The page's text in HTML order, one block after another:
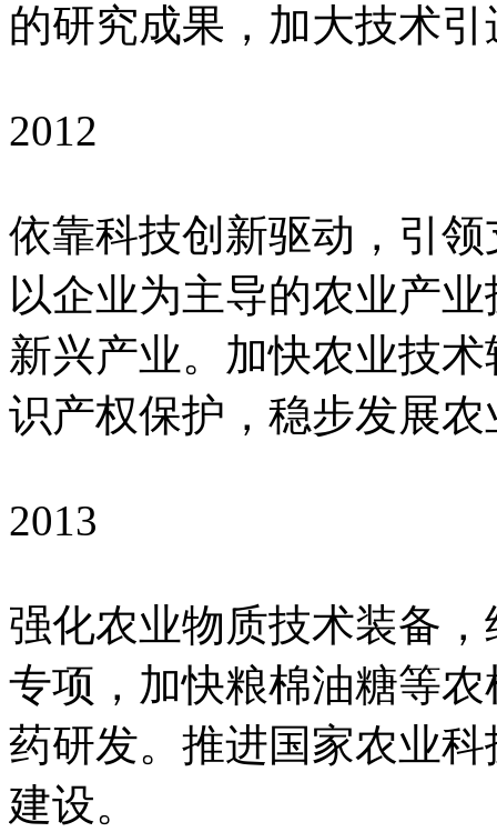
的研究成果，加大技术
2012
依靠科技创新驱动，引
以企业为主导的农业产
新兴产业。加快农业技
识产权保护，稳步发展
2013
强化农业物质技术装备
专项，加快粮棉油糖等
药研发。推进国家农业
建设。